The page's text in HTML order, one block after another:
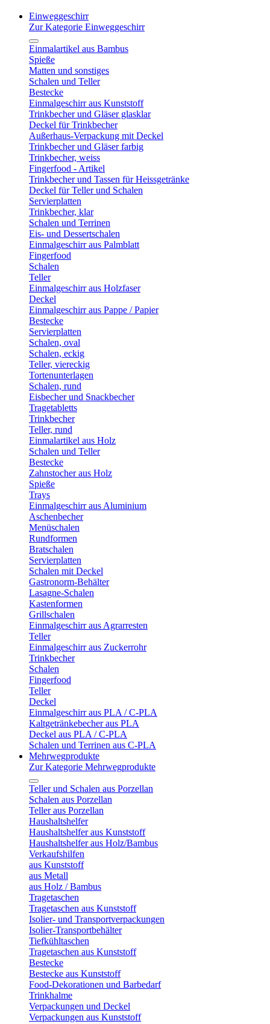
Einweggeschirr
Zur Kategorie Einweggeschirr
Einmalartikel aus Bambus
Spieße
Matten und sonstiges
Schalen und Teller
Bestecke
Einmalgeschirr aus Kunststoff
Trinkbecher und Gläser glasklar
Deckel für Trinkbecher
Außerhaus-Verpackung mit Deckel
Trinkbecher und Gläser farbig
Trinkbecher, weiss
Fingerfood - Artikel
Trinkbecher und Tassen für Heissgetränke
Deckel für Teller und Schalen
Servierplatten
Trinkbecher, klar
Schalen und Terrinen
Eis- und Dessertschalen
Einmalgeschirr aus Palmblatt
Fingerfood
Schalen
Teller
Einmalgeschirr aus Holzfaser
Deckel
Einmalgeschirr aus Pappe / Papier
Bestecke
Servierplatten
Schalen, oval
Schalen, eckig
Teller, viereckig
Tortenunterlagen
Schalen, rund
Eisbecher und Snackbecher
Tragetabletts
Trinkbecher
Teller, rund
Einmalartikel aus Holz
Schalen und Teller
Bestecke
Zahnstocher aus Holz
Spieße
Trays
Einmalgeschirr aus Aluminium
Aschenbecher
Menüschalen
Rundformen
Bratschalen
Servierplatten
Schalen mit Deckel
Gastronorm-Behälter
Lasagne-Schalen
Kastenformen
Grillschalen
Einmalgeschirr aus Agrarresten
Teller
Einmalgeschirr aus Zuckerrohr
Trinkbecher
Schalen
Fingerfood
Teller
Deckel
Einmalgeschirr aus PLA / C-PLA
Kaltgetränkebecher aus PLA
Deckel aus PLA / C-PLA
Schalen und Terrinen aus C-PLA
Mehrwegprodukte
Zur Kategorie Mehrwegprodukte
Teller und Schalen aus Porzellan
Schalen aus Porzellan
Teller aus Porzellan
Haushaltshelfer
Haushaltshelfer aus Kunststoff
Haushaltshelfer aus Holz/Bambus
Verkaufshilfen
aus Kunststoff
aus Metall
aus Holz / Bambus
Tragetaschen
Tragetaschen aus Kunststoff
Isolier- und Transportverpackungen
Isolier-Transportbehälter
Tiefkühltaschen
Tragetaschen aus Kunststoff
Bestecke
Bestecke aus Kunststoff
Food-Dekorationen und Barbedarf
Trinkhalme
Verpackungen und Deckel
Verpackungen aus Kunststoff